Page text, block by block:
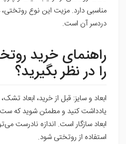
مناسبی دارد. مزیت این نوع
دردسر آن است.
راهنمای خرید
را در نظر بگیرید؟
ابعاد و سایز: قبل از خرید، ابعاد
یادداشت کنید و مطمئن شوید که ست
ابعاد سازگار است. اندازه نادرست
استفاده از روتختی شود.